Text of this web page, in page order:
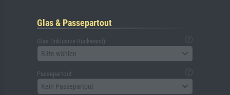
Glas & Passepartout
Glas (inklusive Rückwand)
Bitte wählen
Passepartout
Kein Passepartout